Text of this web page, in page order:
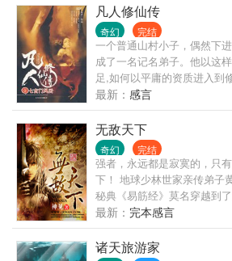
凡人修仙传
奇幻 完结
一个普通山村小子，偶然下
成了一名记名弟子。他以这
足,如何以平庸的资质进入到
三界之中！
最新： 感言
无敌天下
奇幻 完结
强者，永远都是寂寞的，只
下！ 地球少林世家亲传弟子
秘典《易筋经》莫名穿越到
体内拥有武魂才能修炼斗气
有超级逆天武魂的黄小龙在
人误认为是普通的变异武魂。
最新： 完本感言
诸天旅游家